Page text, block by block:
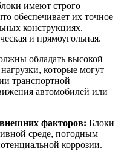
имеют строго
обеспечивает их точное
конструкциях.
и прямоугольная.
обладать высокой
которые могут
транспортной
автомобилей или
факторов: Блоки
среде, погодным
коррозии.